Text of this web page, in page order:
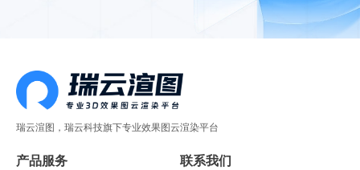
瑞云渲图，瑞云科技旗下专业效果图云渲染平台
产品服务 联系我们